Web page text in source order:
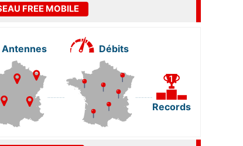
FREE MOBILE
Antennes Débits
Records